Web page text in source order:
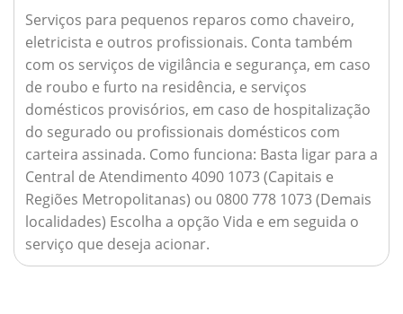
Serviços para pequenos reparos como chaveiro,
eletricista e outros profissionais. Conta também
com os serviços de vigilância e segurança, em caso
de roubo e furto na residência, e serviços
domésticos provisórios, em caso de hospitalização
do segurado ou profissionais domésticos com
carteira assinada. Como funciona: Basta ligar para a
Central de Atendimento 4090 1073 (Capitais e
Regiões Metropolitanas) ou 0800 778 1073 (Demais
localidades) Escolha a opção Vida e em seguida o
serviço que deseja acionar.